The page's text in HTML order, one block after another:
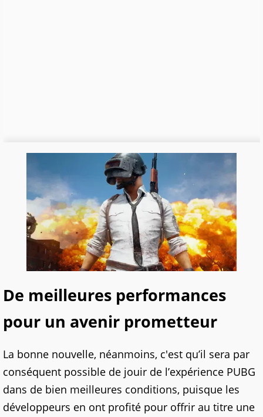
De meilleures performances
pour un avenir prometteur
La bonne nouvelle, néanmoins, c'est qu’il sera par
conséquent possible de jouir de l’expérience PUBG
dans de bien meilleures conditions, puisque les
développeurs en ont profité pour offrir au titre une